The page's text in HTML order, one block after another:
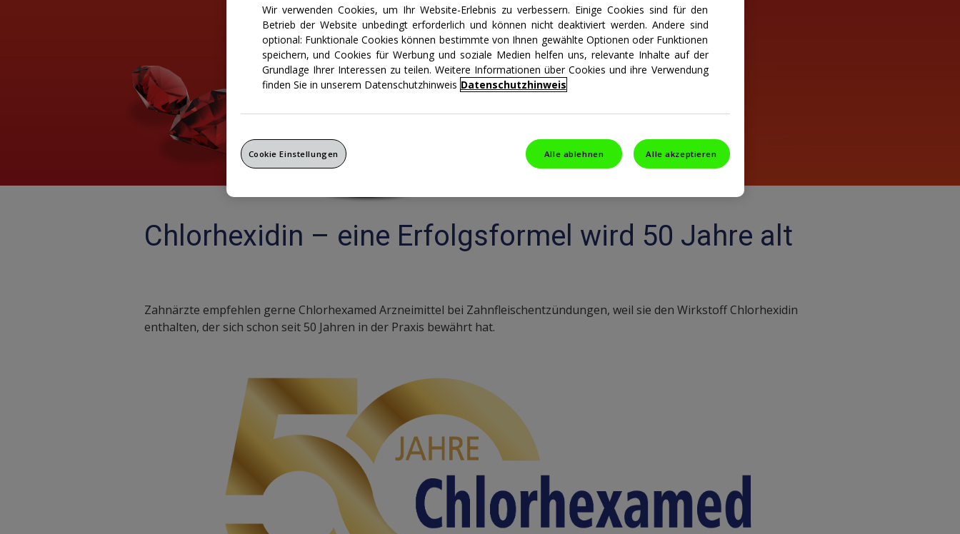
Chlorhexidin – eine Erfolgsformel wird 50 Jahre alt
Zahnärzte empfehlen gerne Chlorhexamed Arzneimittel bei Zahnfleischentzündungen, weil sie den Wirkstoff Chlorhexidin
enthalten, der sich schon seit 50 Jahren in der Praxis bewährt hat.
Wir verwenden Cookies, um Ihr Website-Erlebnis zu verbessern. Einige Cookies sind für den
Betrieb der Website unbedingt erforderlich und können nicht deaktiviert werden. Andere sind
optional: Funktionale Cookies können bestimmte von Ihnen gewählte Optionen oder Funktionen
speichern, und Cookies für Werbung und soziale Medien helfen uns, relevante Inhalte auf der
Grundlage Ihrer Interessen zu teilen. Weitere Informationen über Cookies und ihre Verwendung
finden Sie in unserem Datenschutzhinweis Datenschutzhinweis
Alle ablehnen Alle akzeptieren
Cookie Einstellungen